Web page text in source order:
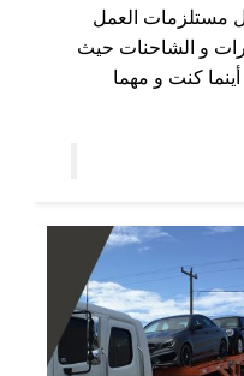
مستلزمات العمل
و الشاحنات حيث
كنت و مهما